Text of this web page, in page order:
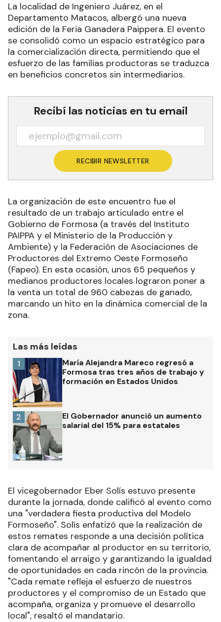
La localidad de Ingeniero Juárez, en el
Departamento Matacos, albergó una nueva
edición de la Feria Ganadera Paippera. El evento
se consolidó como un espacio estratégico para
la comercialización directa, permitiendo que el
esfuerzo de las familias productoras se traduzca
en beneficios concretos sin intermediarios.
Recibí las noticias en tu email
RECIBIR NEWSLETTER
La organización de este encuentro fue el
resultado de un trabajo articulado entre el
Gobierno de Formosa (a través del Instituto
PAIPPA y el Ministerio de la Producción y
Ambiente) y la Federación de Asociaciones de
Productores del Extremo Oeste Formoseño
(Fapeo). En esta ocasión, unos 65 pequeños y
medianos productores locales lograron poner a
la venta un total de 960 cabezas de ganado,
marcando un hito en la dinámica comercial de la
zona.
Las más leídas
María Alejandra Mareco regresó a
Formosa tras tres años de trabajo y
formación en Estados Unidos
1
El Gobernador anunció un aumento
salarial del 15% para estatales
2
El vicegobernador Eber Solís estuvo presente
durante la jornada, donde calificó al evento como
una "verdadera fiesta productiva del Modelo
Formoseño". Solís enfatizó que la realización de
estos remates responde a una decisión política
clara de acompañar al productor en su territorio,
fomentando el arraigo y garantizando la igualdad
de oportunidades en cada rincón de la provincia.
"Cada remate refleja el esfuerzo de nuestros
productores y el compromiso de un Estado que
acompaña, organiza y promueve el desarrollo
local", resaltó el mandatario.